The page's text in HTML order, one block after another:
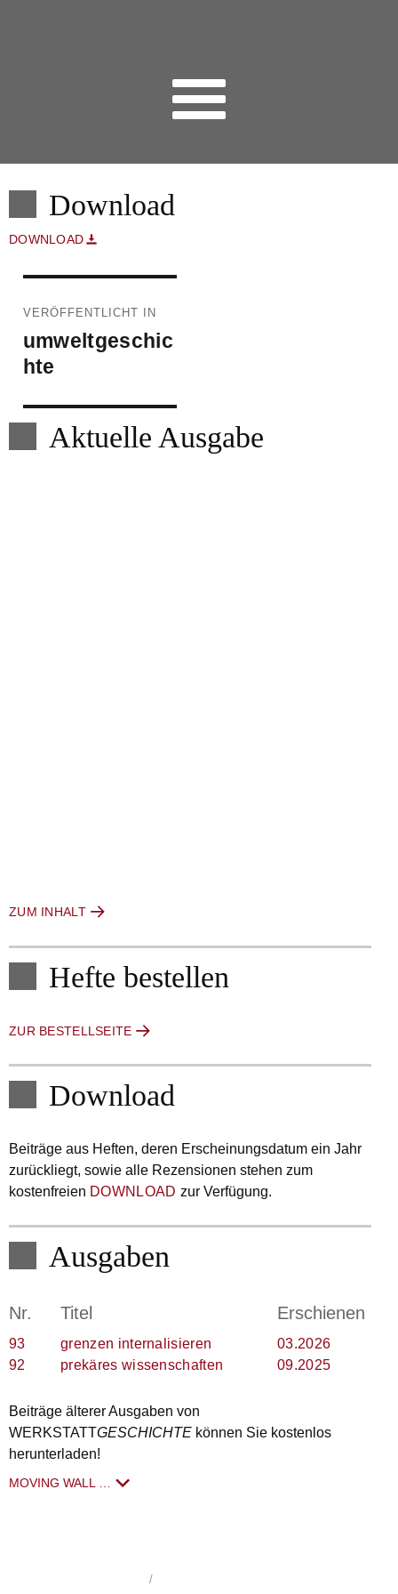
Download
DOWNLOAD
VERÖFFENTLICHT IN
umweltgeschic
hte
Aktuelle Ausgabe
ZUM INHALT
Hefte bestellen
ZUR BESTELLSEITE
Download
Beiträge aus Heften, deren Erscheinungsdatum ein Jahr
zurückliegt, sowie alle Rezensionen stehen zum
kostenfreien DOWNLOAD zur Verfügung.
Ausgaben
Nr. Titel Erschienen
93 grenzen internalisieren
03.2026
92
prekäres wissenschaften 09.2025
Beiträge älterer Ausgaben von
WERKSTATTGESCHICHTE können Sie kostenlos
herunterladen!
MOVING WALL …